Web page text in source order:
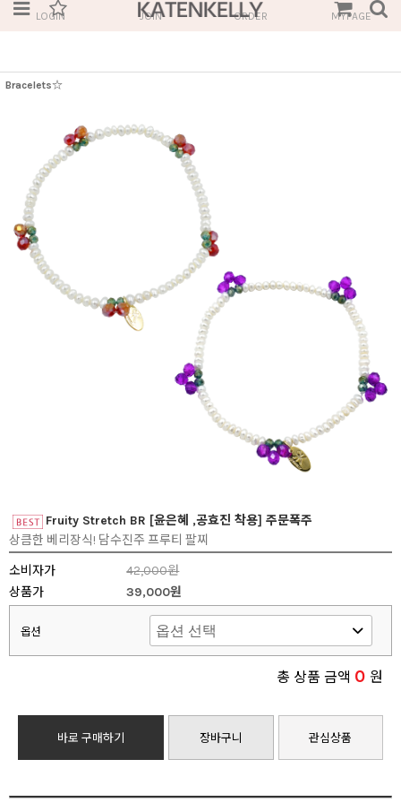
LOGIN JOIN ORDER MYPAGE
Bracelets☆
Fruity Stretch BR [윤은혜 ,공효진 착용] 주문폭주
상큼한 베리장식! 담수진주 프루티 팔찌
소비자가
42,000원
상품가
39,000원
옵션
총 상품 금액 0 원
바로 구매하기 장바구니 관심상품